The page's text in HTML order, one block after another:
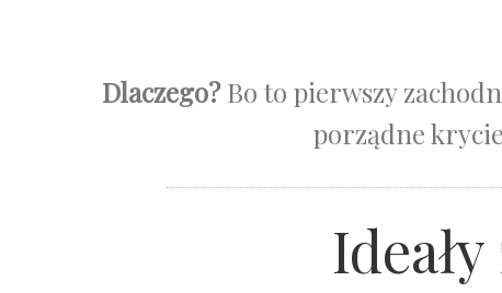
Dlaczego?Bo to pierwszy
porządne